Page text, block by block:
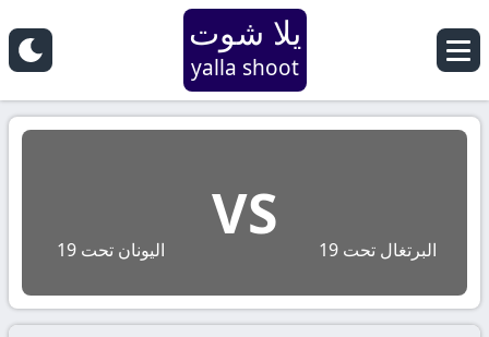
يلا شوت
yalla shoot
البرتغال تحت 19
VS
اليونان تحت 19